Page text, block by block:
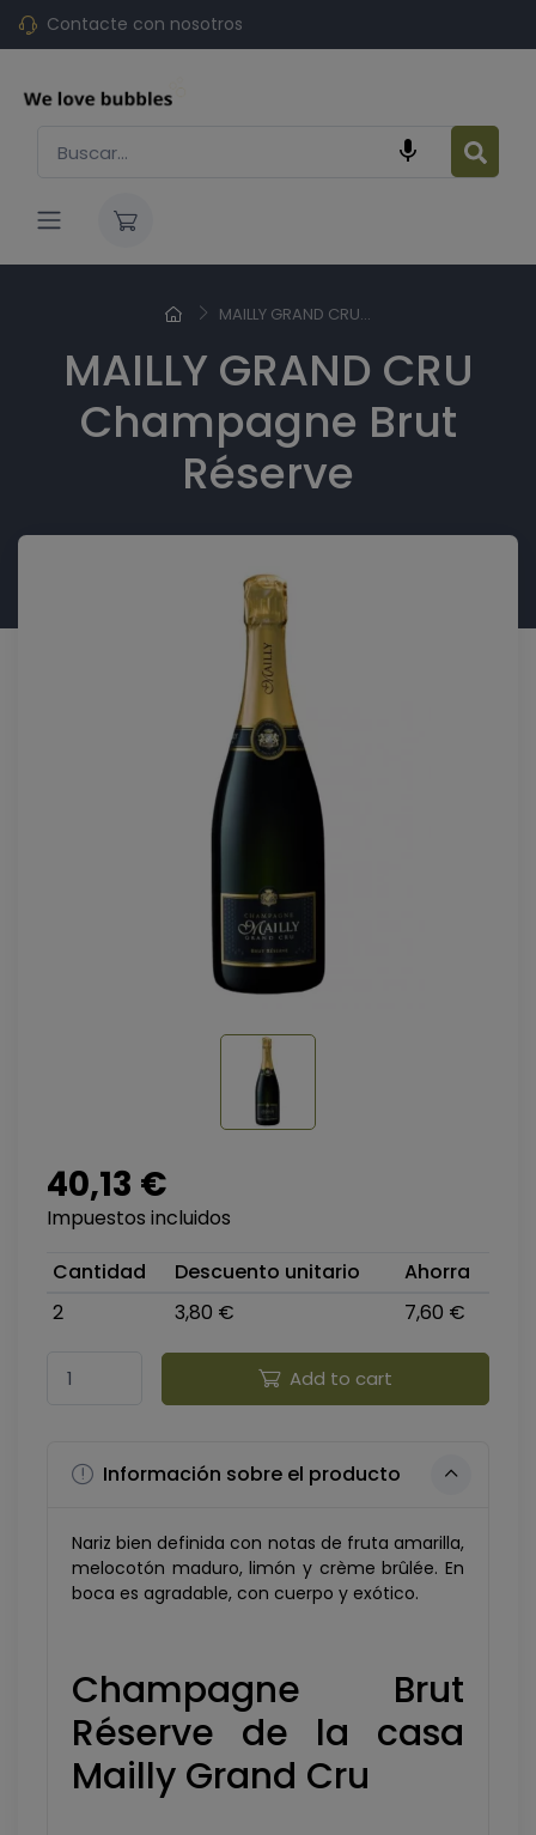
Contacte con nosotros

MAILLY GRAND CRU...
MAILLY GRAND CRU
Champagne Brut
Réserve
40,13 €
Impuestos incluidos
Cantidad
Descuento unitario
Ahorra
2
3,80 € 7,60 €
Add to cart
Información sobre el producto
Nariz bien definida con notas de fruta amarilla,
melocotón maduro, limón y crème brûlée. En
boca es agradable, con cuerpo y exótico.
Champagne Brut
Réserve de la casa
Mailly Grand Cru